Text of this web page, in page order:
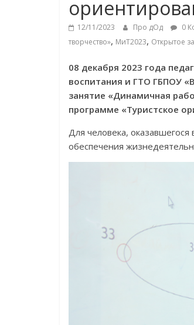
12/11/2023 Про дОд 0
творчество», МиТ2023, Открытое
08 декабря 2023 года
воспитания и ГТО ГБПОУ
занятие «Динамичная
программе «Туристское
Для человека,
обеспечения